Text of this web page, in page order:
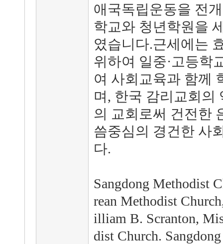
애국독립운동을 전
학교와 청년학원을
였습니다.근세에는
위하여 일중·고등학
여 사회교육과 함께
며, 한국 감리교회의
의 교회로써 건전한
씀중심의 경건한 사
다.
Sangdong Methodist
rean Methodist
illiam B. Scranton,
dist Church.